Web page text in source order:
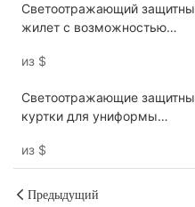
Светоотражающий
жилет с возможностью
подходящий для
складских работников.
из $
Светоотражающие
куртки для униформы
бригад.
из $
Предыдущий